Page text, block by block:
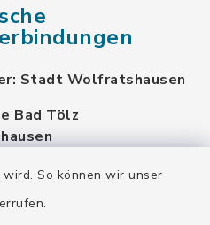
So können wir unser
Stadt Wolfratshausen
Bad Tölz
Land eG